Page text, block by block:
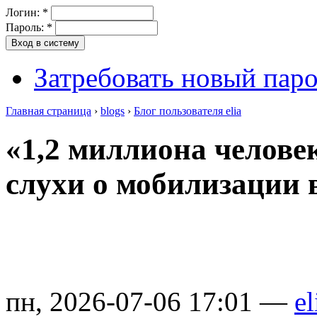
Логин: *
Пароль: *
Затребовать новый
Главная страница › blogs › Блог пользователя elia
«1,2 миллиона
слухи о мобилизации
пн, 2026-07-06 17:01 —